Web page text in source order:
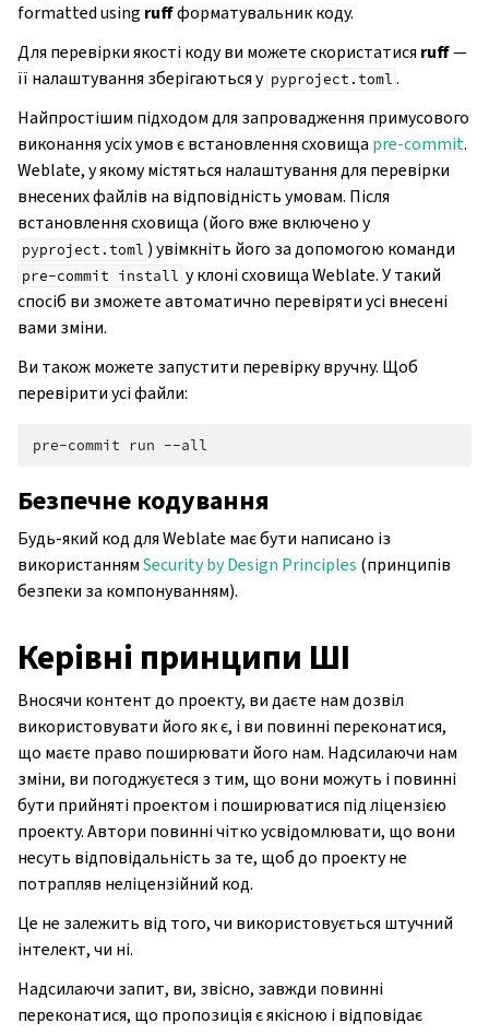
formatted using ruffформатувальник коду.
Для перевірки якості коду ви можете скористатися ruff—
її налаштування зберігаються у pyproject.toml .
Найпростішим підходом для запровадження примусового
виконання усіх умов є встановлення сховища pre-commit.
Weblate, у якому містяться налаштування для перевірки
внесених файлів на відповідність умовам. Після
встановлення сховища (його вже включено у
pyproject.toml ) увімкніть його за допомогою команди
pre-commit install у клоні сховища Weblate. У такий
спосіб ви зможете автоматично перевіряти усі внесені
вами зміни.
Ви також можете запустити перевірку вручну. Щоб
перевірити усі файли:
pre-commit run
Безпечне кодування
Будь-який код для Weblate має бути написано із
використаннямSecurity by Design Principles (принципів
безпеки за компонуванням).
Керівні принципи ШІ
Вносячи контент до проекту, ви даєте нам дозвіл
використовувати його як є, і ви повинні переконатися,
що маєте право поширювати його нам. Надсилаючи нам
зміни, ви погоджуєтеся з тим, що вони можуть і повинні
бути прийняті проектом і поширюватися під ліцензією
проекту. Автори повинні чітко усвідомлювати, що вони
несуть відповідальність за те, щоб до проекту не
потрапляв неліцензійний код.
Це не залежить від того, чи використовується штучний
інтелект, чи ні.
Надсилаючи запит, ви, звісно, завжди повинні
переконатися, що пропозиція є якісною і відповідає